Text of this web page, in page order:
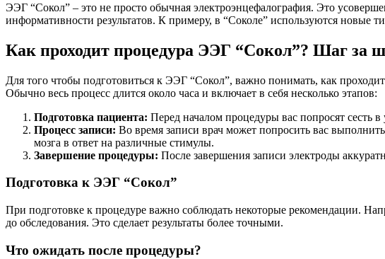
ЭЭГ “Сокол” – это не просто обычная электроэнцефалография. Это
информативности результатов. К примеру, в “Соколе” используются новые
Как проходит процедура ЭЭГ “Сокол”? Шаг за
Для того чтобы подготовиться к ЭЭГ “Сокол”, важно понимать, как
Обычно весь процесс длится около часа и включает в себя несколько этапов:
Подготовка пациента: Перед началом процедуры вас попросят сесть
Процесс записи: Во время записи врач может попросить вас
мозга в ответ на различные стимулы.
Завершение процедуры: После завершения записи электроды
Подготовка к ЭЭГ “Сокол”
При подготовке к процедуре важно соблюдать некоторые рекомендации.
до обследования. Это сделает результаты более точными.
Что ожидать после процедуры?